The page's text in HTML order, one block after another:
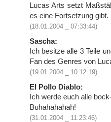
Lucas Arts setzt
es eine Fortsetzung gibt.
(18.01.2004 _ 07:33:44)
Sascha:
Ich besitze alle 3 Teile
Fan des Genres von
(19.01.2004 _ 10:12:19)
El Pollo Diablo:
Ich werde euch alle
Buhahahahah!
(31.01.2004 _ 11:23:46)